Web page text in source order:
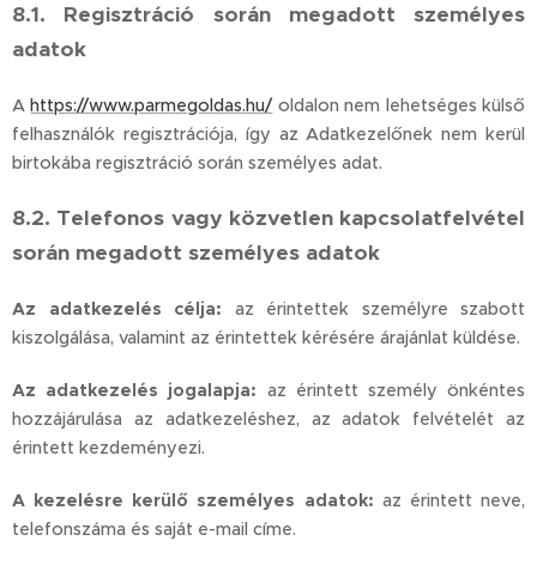
8.1. Regisztráció során megadott személyes
adatok
Ahttps://www.parmegoldas.hu/oldalon nem lehetséges külső
felhasználók regisztrációja, így az Adatkezelőnek nem kerül
birtokába regisztráció során személyes adat.
8.2. Telefonos vagy közvetlen kapcsolatfelvétel
során megadott személyes adatok
Az adatkezelés célja: az érintettek személyre szabott
kiszolgálása, valamint az érintettek kérésére árajánlat küldése.
Az adatkezelés jogalapja: az érintett személy önkéntes
hozzájárulása az adatkezeléshez, az adatok felvételét az
érintett kezdeményezi.
A kezelésre kerülő személyes adatok: az érintett neve,
telefonszáma és saját e-mail címe.